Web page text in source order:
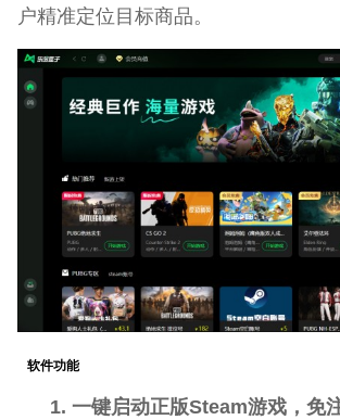
户精准定位目标商品。
软件功能
1. 一键启动正版Steam游戏，免